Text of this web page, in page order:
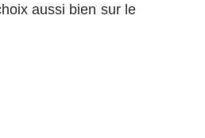
aussi bien sur le